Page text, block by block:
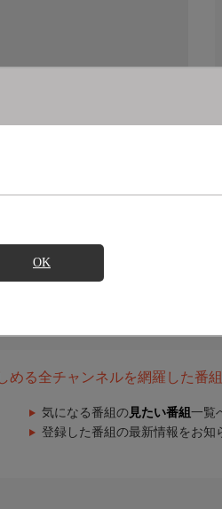
OK
める全チャンネルを網羅した番組
気になる番組の 見たい番組 一覧
登録した番組の最新情報をお知